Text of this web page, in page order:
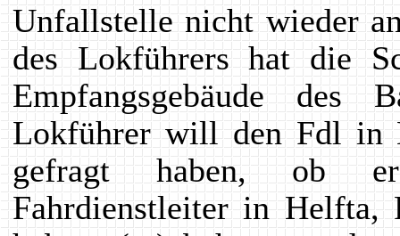
Unfallstelle nicht wieder
des Lokführers hat die
Empfangsgebäude des
Lokführer will den Fdl in
gefragt haben, ob
Fahrdienstleiter in Helfta,